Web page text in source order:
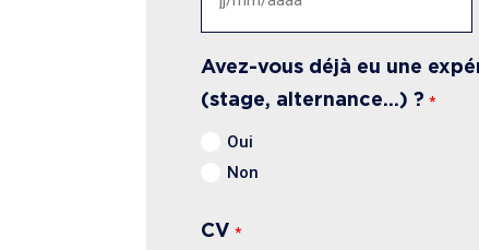
JJ
slash
MM
AAAA
Avez-vous déjà eu une
(stage, alternance…) ? *
Oui
Non
CV *